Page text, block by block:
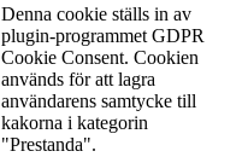
Denna cookie ställs in av
plugin-programmet GDPR
Cookie Consent. Cookien
används för att lagra
användarens samtycke till
kakorna i kategorin
"Prestanda".